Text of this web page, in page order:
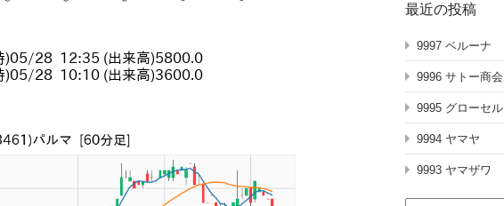
最近の投稿
9997 ベルーナ
9996 サトー商会
9995 グローセル
9994 ヤマヤ
9993 ヤマザワ